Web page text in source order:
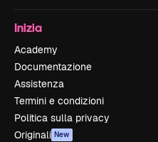
Inizia
Academy
Documentazione
Assistenza
Termini e condizioni
Politica sulla privacy
Originali New